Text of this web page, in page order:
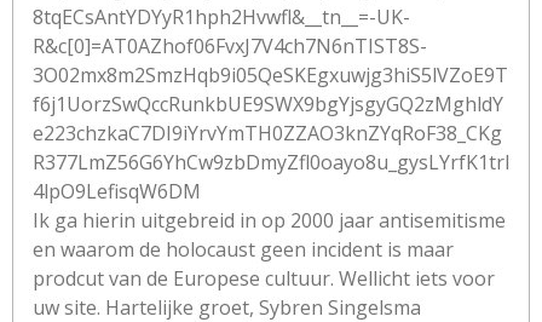
8tqECsAntYDYyR1hph2Hvwfl&__tn__=-UK-
R&c[0]=AT0AZhof06FvxJ7V4ch7N6nTIST8S-
3O02mx8m2SmzHqb9i05QeSKEgxuwjg3hiS5lVZoE9T
f6j1UorzSwQccRunkbUE9SWX9bgYjsgyGQ2zMghldY
e223chzkaC7DI9iYrvYmTH0ZZAO3knZYqRoF38_CKg
R377LmZ56G6YhCw9zbDmyZfl0oayo8u_gysLYrfK1trl
4lpO9LefisqW6DM
Ik ga hierin uitgebreid in op 2000 jaar antisemitisme
en waarom de holocaust geen incident is maar
prodcut van de Europese cultuur. Wellicht iets voor
uw site. Hartelijke groet, Sybren Singelsma